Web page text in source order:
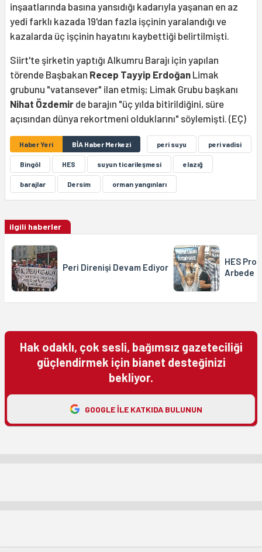
inşaatlarında basına yansıdığı kadarıyla yaşanan en az
yedi farklı kazada 19'dan fazla işçinin yaralandığı ve
kazalarda üç işçinin hayatını kaybettiği belirtilmişti.
Siirt'te şirketin yaptığı Alkumru Barajı için yapılan
törende Başbakan Recep Tayyip Erdoğan Limak
grubunu "vatansever" ilan etmiş; Limak Grubu başkanı
Nihat Özdemir de barajın "üç yılda bitirildiğini, süre
açısından dünya rekortmeni olduklarını" söylemişti. (EÇ)
Haber Yeri BİA Haber Merkezi peri suyu peri vadisi
Bingöl HES suyun ticarileşmesi elazığ
barajlar Dersim orman yangınları
ilgili haberler
Peri Direnişi Devam Ediyor
HES
Arbede
Hak odaklı, çok sesli, bağımsız gazeteciliği
güçlendirmek için bianet desteğinizi
bekliyor.
GOOGLE ILE KATKIDA BULUNUN